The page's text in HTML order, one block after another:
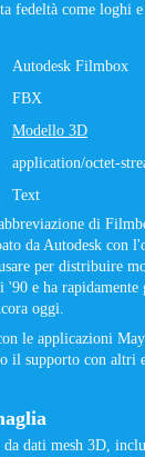
fedeltà come loghi
Autodesk Filmbox
FBX
Modello 3D
application/octet-
Text
di
da Autodesk con
per distribuire
e ha rapidamente
oggi.
le applicazioni
il supporto con altri
dati mesh 3D,